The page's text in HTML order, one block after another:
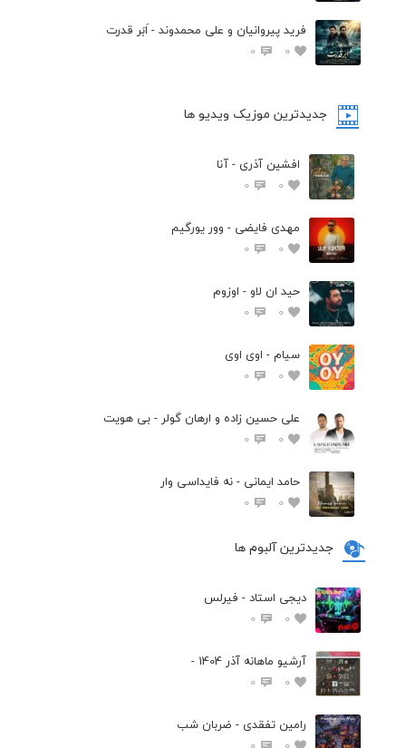
فرید پیروانیان و علی محمدوند - اَبَر قدرت
0
0
جدیدترین موزیک ویدیو ها
افشین آذری - آنا
0
0
مهدی فایضی - وور یورگیم
0
0
حید ان لاو - اوزوم
0
0
سیام - اوی اوی
0
0
علی حسین زاده و ارهان گولر - بی هویت
0
0
حامد ایمانی - نه فایداسی وار
0
0
جدیدترین آلبوم ها
دیجی استاد - فیرلس
0
0
آرشیو ماهانه آذر 1404 -
0
0
رامین تفقدی - ضربان شب